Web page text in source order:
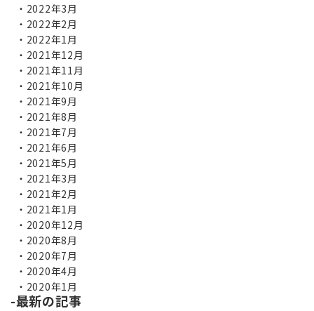
2022年3月
2022年2月
2022年1月
2021年12月
2021年11月
2021年10月
2021年9月
2021年8月
2021年7月
2021年6月
2021年5月
2021年3月
2021年2月
2021年1月
2020年12月
2020年8月
2020年7月
2020年4月
2020年1月
最新の記事